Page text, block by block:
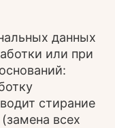
данных
или при
стирание
всех